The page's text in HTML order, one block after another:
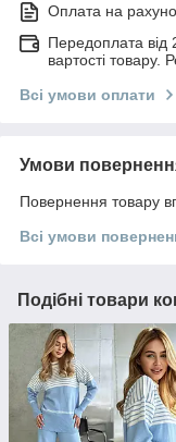
Оплата на
Передоплата від
вартості
Всі умови оплати
Умови
Повернення товару
Всі умови
Подібні товари